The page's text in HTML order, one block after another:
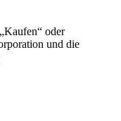
oder
und die